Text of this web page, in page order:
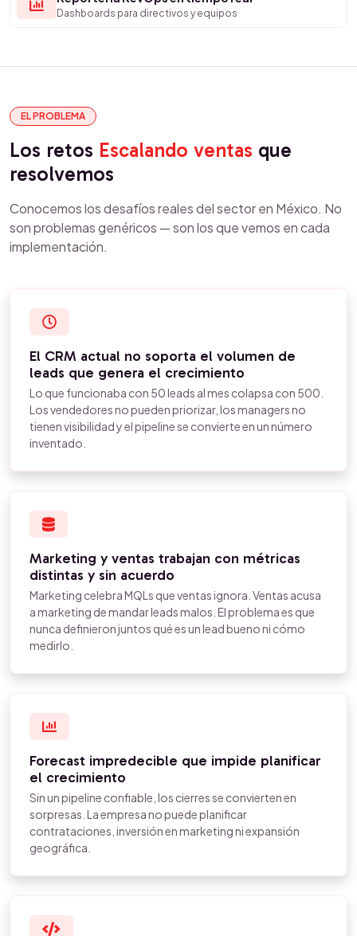
Dashboards para directivos y equipos
EL PROBLEMA
Los retos Escalando ventas que
resolvemos
Conocemos los desafíos reales del sector en México. No
son problemas genéricos — son los que vemos en cada
implementación.
El CRM actual no soporta el volumen de
leads que genera el crecimiento
Lo que funcionaba con 50 leads al mes colapsa con 500.
Los vendedores no pueden priorizar, los managers no
tienen visibilidad y el pipeline se convierte en un número
inventado.
Marketing y ventas trabajan con métricas
distintas y sin acuerdo
Marketing celebra MQLs que ventas ignora. Ventas acusa
a marketing de mandar leads malos. El problema es que
nunca definieron juntos qué es un lead bueno ni cómo
medirlo.
Forecast impredecible que impide planificar
el crecimiento
Sin un pipeline confiable, los cierres se convierten en
sorpresas. La empresa no puede planificar
contrataciones, inversión en marketing ni expansión
geográfica.